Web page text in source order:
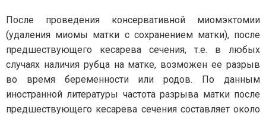
После проведения консервативной миомэктомии
(удаления миомы матки с сохранением матки), после
предшествующего кесарева сечения, т.е. в любых
случаях наличия рубца на матке, возможен ее разрыв
во время беременности или родов. По данным
иностранной литературы частота разрыва матки после
предшествующего кесарева сечения составляет около